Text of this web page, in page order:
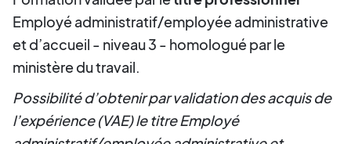
Employé administratif/employée administrative
et d’accueil - niveau 3 - homologué par le
ministère du travail.
Possibilité d’obtenir par validation des acquis de
l’expérience (VAE) le titre Employé